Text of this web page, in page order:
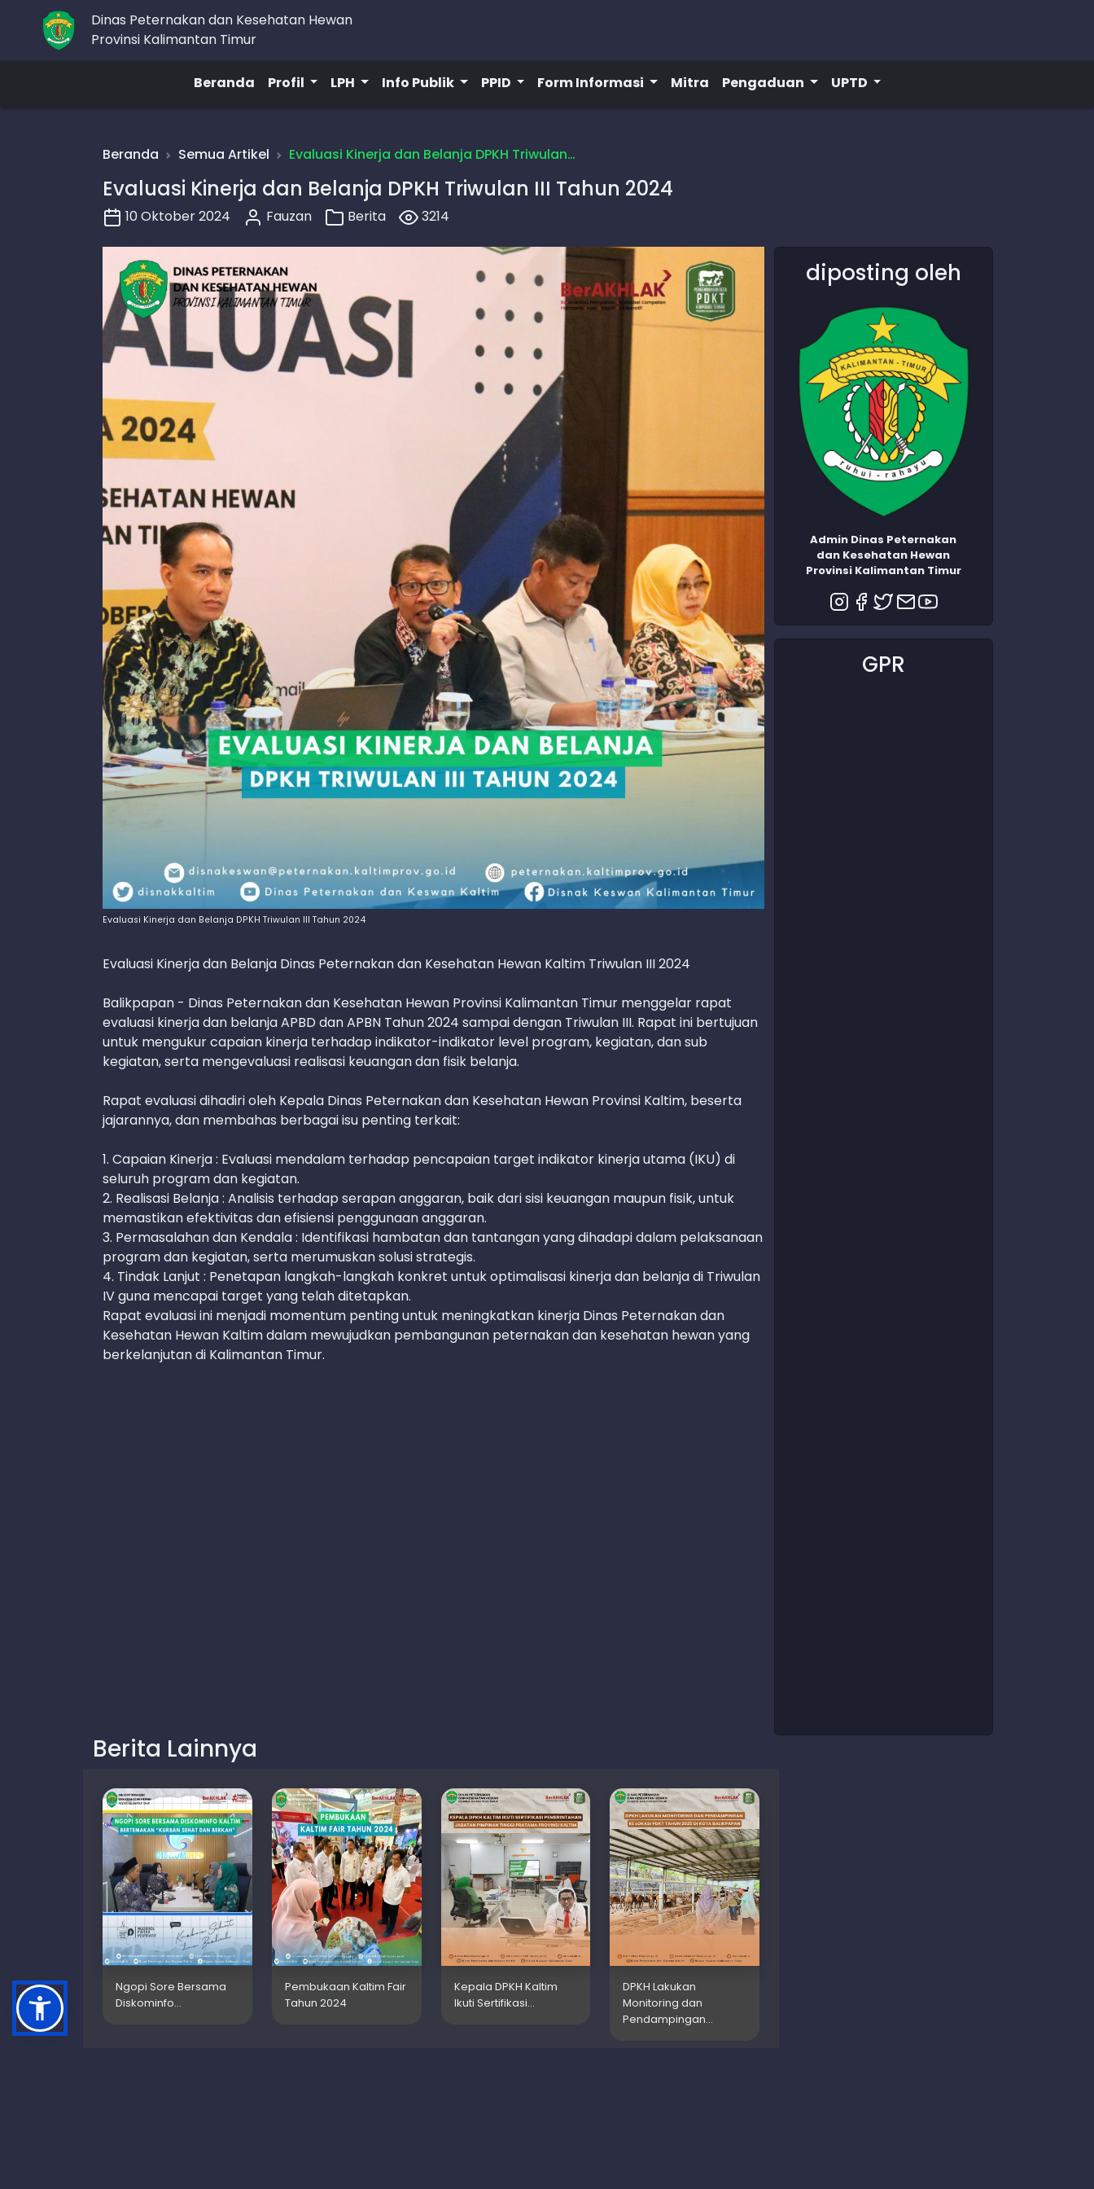
Dinas Peternakan dan Kesehatan Hewan
Provinsi Kalimantan Timur
Beranda Profil LPH Info Publik PPID Form Informasi Mitra Pengaduan UPTD
Beranda Semua Artikel Evaluasi Kinerja dan Belanja DPKH Triwulan…
Evaluasi Kinerja dan Belanja DPKH Triwulan III Tahun 2024
10 Oktober 2024 Fauzan Berita 3214
Evaluasi Kinerja dan Belanja DPKH Triwulan III Tahun 2024
Evaluasi Kinerja dan Belanja Dinas Peternakan dan Kesehatan Hewan Kaltim Triwulan III 2024
Balikpapan - Dinas Peternakan dan Kesehatan Hewan Provinsi Kalimantan Timur menggelar rapat
evaluasi kinerja dan belanja APBD dan APBN Tahun 2024 sampai dengan Triwulan III. Rapat ini bertujuan
untuk mengukur capaian kinerja terhadap indikator-indikator level program, kegiatan, dan sub
kegiatan, serta mengevaluasi realisasi keuangan dan fisik belanja.
Rapat evaluasi dihadiri oleh Kepala Dinas Peternakan dan Kesehatan Hewan Provinsi Kaltim, beserta
jajarannya, dan membahas berbagai isu penting terkait:
1. Capaian Kinerja : Evaluasi mendalam terhadap pencapaian target indikator kinerja utama (IKU) di
seluruh program dan kegiatan.
2. Realisasi Belanja : Analisis terhadap serapan anggaran, baik dari sisi keuangan maupun fisik, untuk
memastikan efektivitas dan efisiensi penggunaan anggaran.
3. Permasalahan dan Kendala : Identifikasi hambatan dan tantangan yang dihadapi dalam pelaksanaan
program dan kegiatan, serta merumuskan solusi strategis.
4. Tindak Lanjut : Penetapan langkah-langkah konkret untuk optimalisasi kinerja dan belanja di Triwulan
IV guna mencapai target yang telah ditetapkan.
Rapat evaluasi ini menjadi momentum penting untuk meningkatkan kinerja Dinas Peternakan dan
Kesehatan Hewan Kaltim dalam mewujudkan pembangunan peternakan dan kesehatan hewan yang
berkelanjutan di Kalimantan Timur.
diposting oleh
Admin Dinas Peternakan
dan Kesehatan Hewan
Provinsi Kalimantan Timur
GPR
Berita Lainnya
Ngopi Sore Bersama
Diskominfo…
Pembukaan Kaltim Fair
Tahun 2024
Kepala DPKH Kaltim
Ikuti Sertifikasi…
DPKH Lakukan
Monitoring dan
Pendampingan…